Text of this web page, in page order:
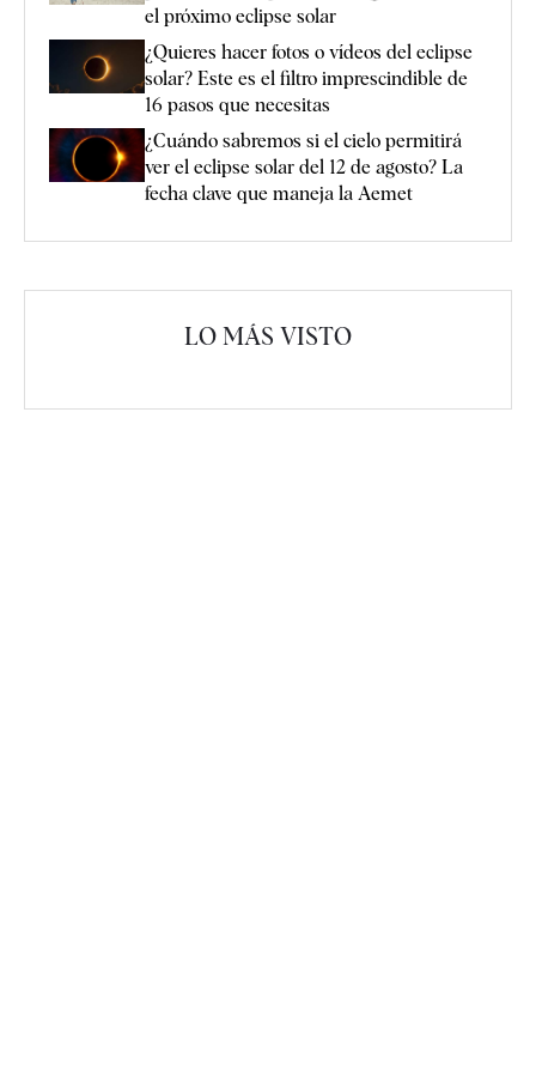
el próximo eclipse solar
¿Quieres hacer fotos o vídeos del eclipse
solar? Este es el filtro imprescindible de
16 pasos que necesitas
¿Cuándo sabremos si el cielo permitirá
ver el eclipse solar del 12 de agosto? La
fecha clave que maneja la Aemet
LO MÁS VISTO